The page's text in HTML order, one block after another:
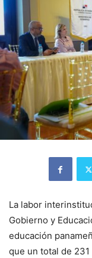
La labor
Gobierno y
educación
que un total de